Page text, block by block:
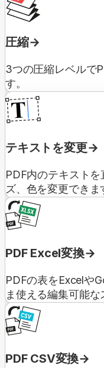
圧縮
3つの圧縮レベルで
す。
テキストを変更
PDF内のテキスト
ズ、色を変更できま
PDF Excel変換
PDFの表をExcelや
ま使える編集可能な
PDF CSV変換